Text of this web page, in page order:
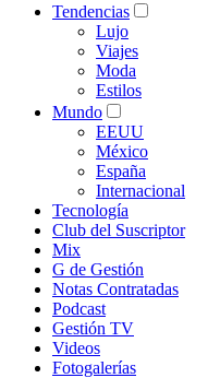
Tendencias
Lujo
Viajes
Moda
Estilos
Mundo
EEUU
México
España
Internacional
Tecnología
Club del Suscriptor
Mix
G de Gestión
Notas Contratadas
Podcast
Gestión TV
Videos
Fotogalerías